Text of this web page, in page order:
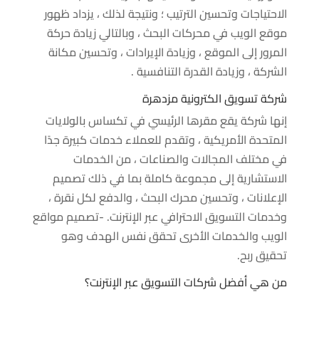
الاحتياجات وتحسين الترتيب ؛ ونتيجة لذلك ، يزداد ظهور
موقع الويب في محركات البحث ، وبالتالي زيادة حركة
المرور إلى الموقع ، وزيادة الإيرادات ، وتحسين مكانة
الشركة ، وزيادة القدرة التنافسية .
شركة تسويق الكترونية مزدهرة
إنها شركة يقع مقرها الرئيسي في تكساس بالولايات
المتحدة الأمريكية ، وتقدم للعملاء خدمات كبيرة جدًا
في مختلف المجالات والصناعات ، من الخدمات
الاستشارية إلى مجموعة كاملة بما في ذلك تصميم
الإعلانات ، وتحسين محرك البحث ، والدفع لكل نقرة ،
وخدمات التسويق الاحترافي عبر الإنترنت. -تصميم مواقع
الويب والخدمات الأخرى تحقق نفس الهدف وهو
تحقيق ربح.
من هي أفضل شركات التسويق عبر الإنترنت؟